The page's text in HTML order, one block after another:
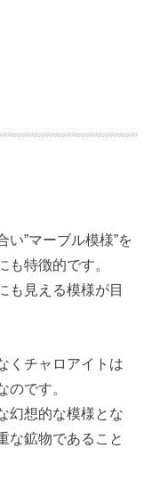
”マーブル模様”を
特徴的です。
も見える模様が目
くチャロアイトは
のです。
幻想的な模様とな
な鉱物であること